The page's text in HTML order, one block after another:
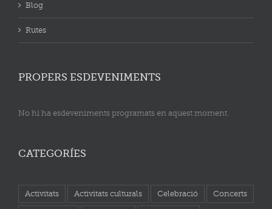
Blog
Rutes
PROPERS ESDEVENIMENTS
No hi ha esdeveniments programats en aquest moment.
CATEGORÍES
Activitats Activitats culturals Celebració Concerts